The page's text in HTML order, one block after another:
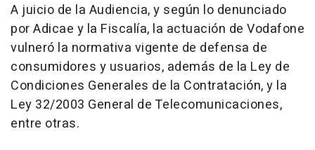
A juicio de la Audiencia, y según lo denunciado
por Adicae y la Fiscalía, la actuación de Vodafone
vulneró la normativa vigente de defensa de
consumidores y usuarios, además de la Ley de
Condiciones Generales de la Contratación, y la
Ley 32/2003 General de Telecomunicaciones,
entre otras.